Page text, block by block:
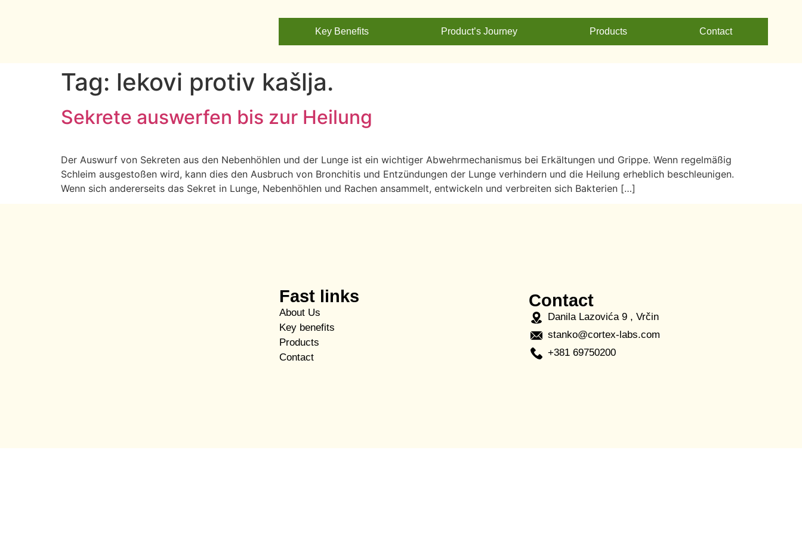
Key Benefits Product’s Journey Products Contact
Tag: lekovi protiv kašlja.
Sekrete auswerfen bis zur Heilung
Der Auswurf von Sekreten aus den Nebenhöhlen und der Lunge ist ein wichtiger Abwehrmechanismus bei Erkältungen und Grippe. Wenn regelmäßig
Schleim ausgestoßen wird, kann dies den Ausbruch von Bronchitis und Entzündungen der Lunge verhindern und die Heilung erheblich beschleunigen.
Wenn sich andererseits das Sekret in Lunge, Nebenhöhlen und Rachen ansammelt, entwickeln und verbreiten sich Bakterien […]
Fast links
About Us
Key benefits
Products
Contact
Contact
Danila Lazovića 9 , Vrčin
stanko@cortex-labs.com
+381 69750200